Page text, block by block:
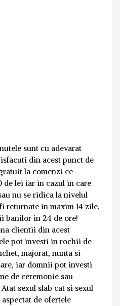
sunt cu adevarat
din acest punct de
la comenzi ce
de lei iar in cazul in care
nu se ridica la nivelul
returnate in maxim 14 zile,
banilor in 24 de ore!
clientii din acest
pot investi in rochii de
majorat, nunta si
iar domnii pot investi
de ceremonie sau
sexul slab cat si sexul
de ofertele